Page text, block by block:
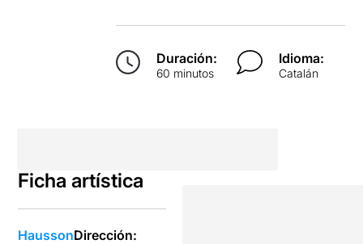
Duración:
60 minutos
Idioma:
Catalán
Ficha artística
HaussonDirección: